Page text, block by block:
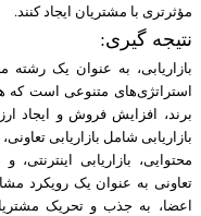
مؤثرتری با مشتریان ایجاد کنند.
نتیجه گیری:
بازاریابی، به عنوان یک
استراتژی‌های متنوعی است
برند، افزایش فروش و ایجاد
بازاریابی شامل بازاریابی
محتوایی، بازاریابی اینترنتی،
تعاونی به عنوان یک رویکرد
اعضا، به جذب و تحریک